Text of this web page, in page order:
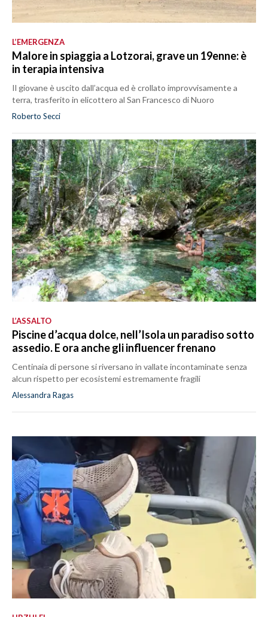
L’EMERGENZA
Malore in spiaggia a Lotzorai, grave un 19enne: è
in terapia intensiva
Il giovane è uscito dall’acqua ed è crollato improvvisamente a
terra, trasferito in elicottero al San Francesco di Nuoro
Roberto Secci
L’ASSALTO
Piscine d’acqua dolce, nell’Isola un paradiso sotto
assedio. E ora anche gli influencer frenano
Centinaia di persone si riversano in vallate incontaminate senza
alcun rispetto per ecosistemi estremamente fragili
Alessandra Ragas